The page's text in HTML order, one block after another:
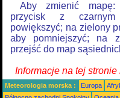
Aby zmienić
przycisk z
powiększyć; na zielony
aby pomniejszyć; na
przejść do map
Informacje na tej
Meteorologia morska : Europa